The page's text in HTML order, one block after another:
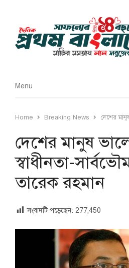
Menu
Menu
Home Breaking News দেশের
দেশের মানুষ
স্বাধীনতা-
তারেক রহমান
সংবাদটি পড়েছেন: 277,450